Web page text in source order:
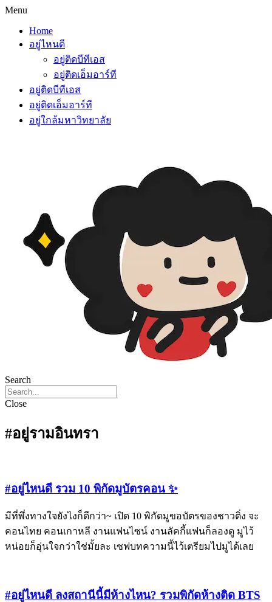
Menu
Home
อยู่ไหนดี
อยู่ติดบีทีเอส
อยู่ติดเอ็มอาร์ที
อยู่ติดบีทีเอส
อยู่ติดเอ็มอาร์ที
อยู่ใกล้มหาวิทยาลัย
Search
Close
#อยู่รามอินทรา
#อยู่ไหนดี รวม 10 พิกัดมูบัตรคอน ✨
มีที่พึ่งทางใจยังไงก็ดีกว่า~ เปิด 10 พิกัดมูขอบัตรของชาวติ่ง จะ
คอนไทย คอนเกาหลี งานแฟนไซน์ งานลัคกี้แฟนก็ลองดู มูไว้
หน่อยก็อุ่นใจกว่าใช่มั้ยละ เซฟบทความนี้ไว้เตรียมไปมูได้เลย
#อยู่ไหนดี ลงสถานีนี้มีห้างไหน? รวมพิกัดห้างติด BTS